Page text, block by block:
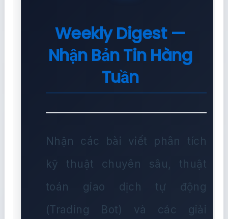
Weekly Digest —
Nhận Bản Tin Hàng
Tuần
Nhận các bài viết phân tích
kỹ thuật chuyên sâu, thuật
toán giao dịch tự động
(Trading Bot) và các giải